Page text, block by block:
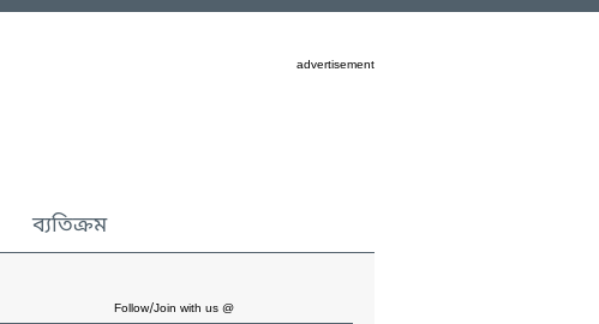
advertisement
ব্যতিক্রম
Follow/Join with us @